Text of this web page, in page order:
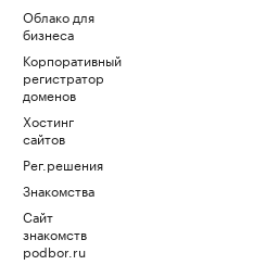
Облако для
бизнеса
Корпоративный
регистратор
доменов
Хостинг
сайтов
Рег.решения
Знакомства
Сайт
знакомств
podbor.ru